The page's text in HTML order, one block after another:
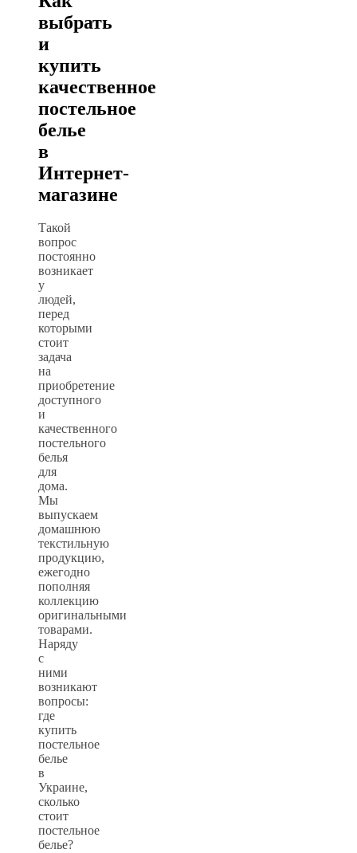
выбрать
и
купить
качественное
постельное
белье
в
Интернет-
магазине
Такой
вопрос
постоянно
возникает
у
людей,
перед
которыми
стоит
задача
на
приобретение
доступного
и
качественного
постельного
белья
для
дома.
Мы
выпускаем
домашнюю
текстильную
продукцию,
ежегодно
пополняя
коллекцию
оригинальными
товарами.
Наряду
с
ними
возникают
вопросы:
где
купить
постельное
белье
в
Украине,
сколько
стоит
постельное
белье?